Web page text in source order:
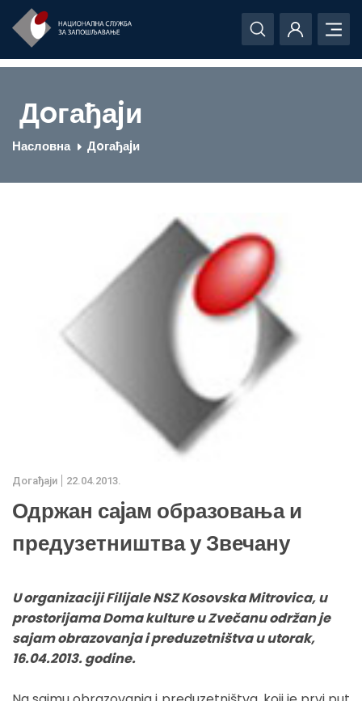
Дoгађаjи
Насловна Дoгађаjи
Дoгађаjи 22.04.2013.
Одржан саjам образовања и
предузетништва у Звечану
U organizaciji Filijale NSZ Kosovska Mitrovica, u
prostorijama Doma kulture u Zvečanu održan je
sajam obrazovanja i preduzetništva u utorak,
16.04.2013. godine.